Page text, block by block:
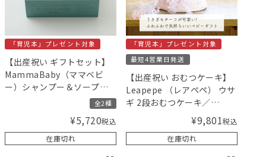
「育児本」プレゼント対象
【出産祝い ギフトセット】
MammaBaby（ママベビ
ー）シャンプー＆ソープと
ikujikobo（育児工房）沐浴
布セット 【ギフトボックス
入り】／Amingオリジナル
セット
全2種
¥5,720税込
在庫切れ
「育児本」プレゼント対象
最短4営業日発送
【出産祝い おむつケーキ】
Leapepe （レアペペ） ウサ
ギ 2段おむつケーキ／
Amingオリジナルセット
¥9,801税込
在庫切れ